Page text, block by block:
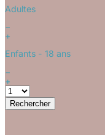
Adultes
−
+
Enfants - 18 ans
−
+
Rechercher